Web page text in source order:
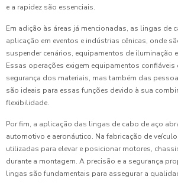
e a rapidez são essenciais.
Em adição às áreas já mencionadas, as lingas de
aplicação em eventos e indústrias cênicas, onde
suspender cenários, equipamentos de iluminação
Essas operações exigem equipamentos
segurança dos materiais, mas também das
são ideais para essas funções devido à sua
flexibilidade.
Por fim, a aplicação das lingas de cabo de aço
automotivo e aeronáutico. Na fabricação de
utilizadas para elevar e posicionar motores,
durante a montagem. A precisão e a segurança
lingas são fundamentais para assegurar a